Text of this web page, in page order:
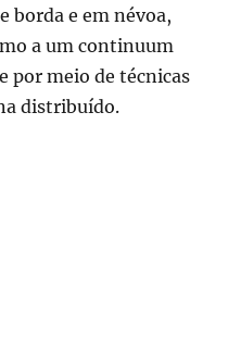
borda e em névoa,
a um continuum
por meio de técnicas
distribuído.